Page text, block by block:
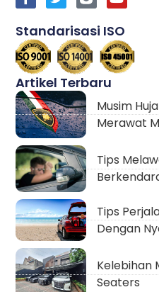
Artikel Terbaru
Musim
Merawat
Tips
Tips
Dengan
Kelebihan
Seaters
Standarisasi ISO